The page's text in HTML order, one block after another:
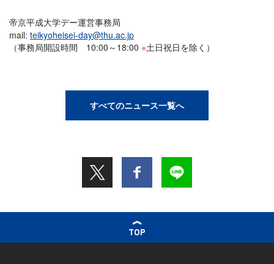
帝京平成大学デー運営事務局
mail: teikyoheisei-day@thu.ac.jp
（事務局開設時間 10:00～18:00 ※土日祝日を除く）
すべてのニュース一覧へ
TOP